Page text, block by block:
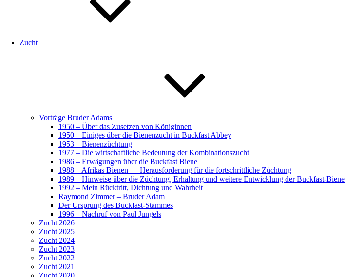
Zucht
Vorträge Bruder Adams
1950 – Über das Zusetzen von Königinnen
1950 – Einiges über die Bienenzucht in Buckfast Abbey
1953 – Bienenzüchtung
1977 – Die wirtschaftliche Bedeutung der Kombinationszucht
1986 – Erwägungen über die Buckfast Biene
1988 – Afrikas Bienen — Herausforderung für die fortschrittliche Züchtung
1989 – Hinweise über die Züchtung, Erhaltung und weitere Entwicklung der Buckfast-Biene
1992 – Mein Rücktritt, Dichtung und Wahrheit
Raymond Zimmer – Bruder Adam
Der Ursprung des Buckfast-Stammes
1996 – Nachruf von Paul Jungels
Zucht 2026
Zucht 2025
Zucht 2024
Zucht 2023
Zucht 2022
Zucht 2021
Zucht 2020